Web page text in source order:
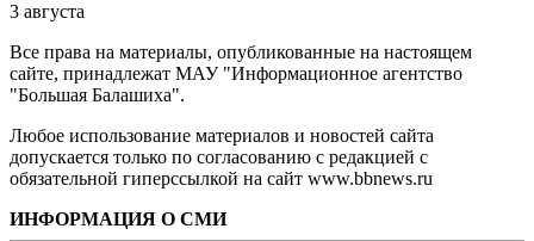
3 августа
Все права на материалы, опубликованные на настоящем
сайте, принадлежат МАУ "Информационное агентство
"Большая Балашиха".
Любое использование материалов и новостей сайта
допускается только по согласованию с редакцией с
обязательной гиперссылкой на сайт www.bbnews.ru
ИНФОРМАЦИЯ О СМИ